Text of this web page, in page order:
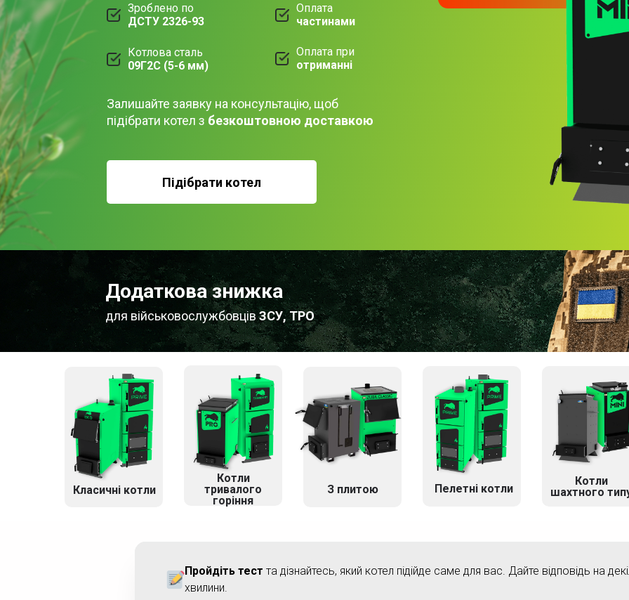
Зроблено по
ДСТУ 2326-93
Оплата при
отриманні
Котлова сталь
09Г2С (5-6 мм)
Залишайте заявку на консультацію, щоб
підібрати котел з безкоштовною доставкою
Підібрати котел
Оплата
частинами
для військовослужбовцівЗСУ, ТРО
Додаткова знижка
Котли
шахтного
Пелетні котли
З плитою
Котли
тривалого
горіння
Класичні котли
Пройдіть тест та дізнайтесь, який котел підійде саме для вас. Дайте відповідь на
хвилини.